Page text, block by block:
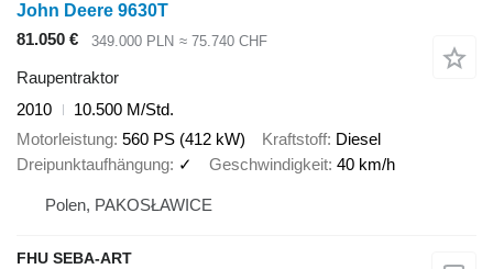
John Deere 9630T
81.050 €
349.000 PLN ≈ 75.740 CHF
Raupentraktor
2010
10.500 M/Std.
Motorleistung 560 PS (412 kW) Kraftstoff Diesel
Dreipunktaufhängung ✓ Geschwindigkeit 40 km/h
Polen, PAKOSŁAWICE
FHU SEBA-ART